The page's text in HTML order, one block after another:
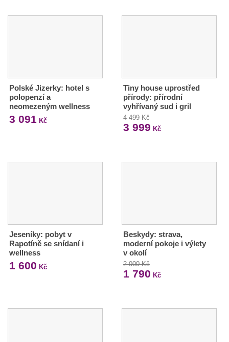
Polské Jizerky: hotel s
polopenzí a
neomezeným wellness
3 091 Kč
Tiny house uprostřed
přírody: přírodní
vyhřívaný sud i gril
4 499 Kč
3 999 Kč
Jeseníky: pobyt v
Rapotíně se snídaní i
wellness
1 600 Kč
Beskydy: strava,
moderní pokoje i výlety
v okolí
2 000 Kč
1 790 Kč